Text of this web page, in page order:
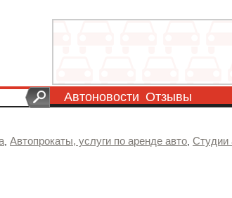
Автоновости Отзывы
, Автопрокаты, услуги по аренде авто, Студии